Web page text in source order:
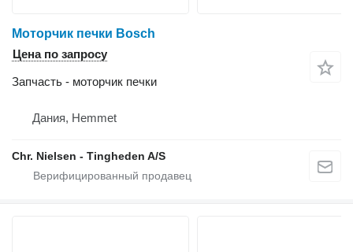
Моторчик печки Bosch
Цена по запросу
Запчасть - моторчик печки
Дания, Hemmet
Chr. Nielsen - Tingheden A/S